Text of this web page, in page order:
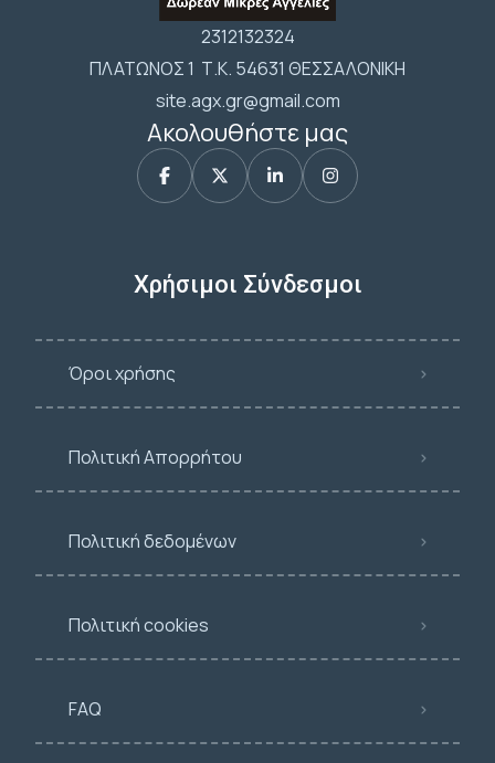
2312132324
ΠΛΑΤΩΝΟΣ 1 Τ.Κ. 54631 ΘΕΣΣΑΛΟΝΙΚΗ
site.agx.gr@gmail.com
Ακολουθήστε μας
Χρήσιμοι Σύνδεσμοι
Όροι χρήσης
Πολιτική Απορρήτου
Πολιτική δεδομένων
Πολιτική cookies
FAQ